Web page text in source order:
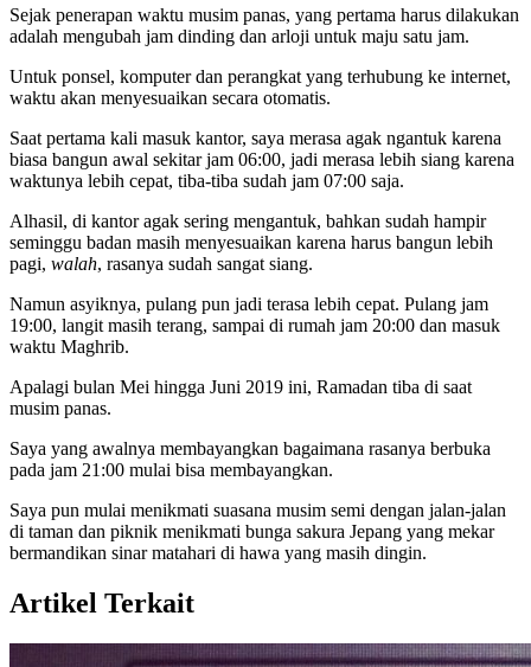
Sejak penerapan waktu musim panas, yang pertama harus dilakukan
adalah mengubah jam dinding dan arloji untuk maju satu jam.
Untuk ponsel, komputer dan perangkat yang terhubung ke internet,
waktu akan menyesuaikan secara otomatis.
Saat pertama kali masuk kantor, saya merasa agak ngantuk karena
biasa bangun awal sekitar jam 06:00, jadi merasa lebih siang karena
waktunya lebih cepat, tiba-tiba sudah jam 07:00 saja.
Alhasil, di kantor agak sering mengantuk, bahkan sudah hampir
seminggu badan masih menyesuaikan karena harus bangun lebih
pagi, walah, rasanya sudah sangat siang.
Namun asyiknya, pulang pun jadi terasa lebih cepat. Pulang jam
19:00, langit masih terang, sampai di rumah jam 20:00 dan masuk
waktu Maghrib.
Apalagi bulan Mei hingga Juni 2019 ini, Ramadan tiba di saat
musim panas.
Saya yang awalnya membayangkan bagaimana rasanya berbuka
pada jam 21:00 mulai bisa membayangkan.
Saya pun mulai menikmati suasana musim semi dengan jalan-jalan
di taman dan piknik menikmati bunga sakura Jepang yang mekar
bermandikan sinar matahari di hawa yang masih dingin.
Artikel Terkait